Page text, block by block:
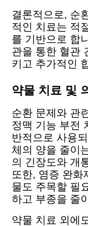
결론적으로, 순
적인 치료는 적
를 기반으로 합
관을 통한 혈관
키고 추가적인
약물 치료 및
순환 문제와 관
정맥 기능 부전
반적으로 사용
체의 양을 줄이
의 긴장도와 개
또한, 염증 완화
물도 주목할 필
하고 부종을 줄
약물 치료 외에